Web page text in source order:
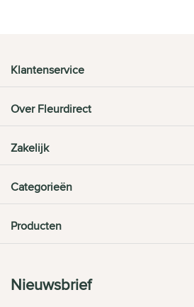
Klantenservice
Over Fleurdirect
Zakelijk
Categorieën
Producten
Nieuwsbrief